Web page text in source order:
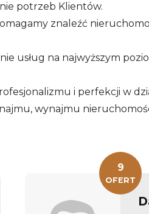
potrzeb Klientów.
znaleźć
usług na najwyższym
i perfekcji w
wynajmu
9
OFERT